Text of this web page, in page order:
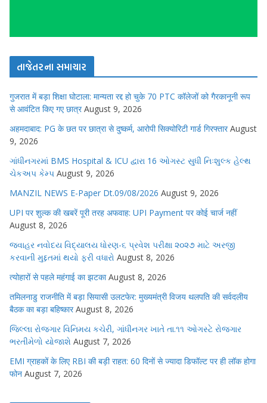
તાજેતરના સમાચાર
गुजरात में बड़ा शिक्षा घोटाला: मान्यता रद्द हो चुके 70 PTC कॉलेजों को गैरकानूनी रूप
से आवंटित किए गए छात्र August 9, 2026
अहमदाबाद: PG के छत पर छात्रा से दुष्कर्म, आरोपी सिक्योरिटी गार्ड गिरफ्तार August
9, 2026
ગાંધીનગરમાં BMS Hospital & ICU દ્વારા 16 ઓગસ્ટ સુધી નિઃશુલ્ક હેલ્થ
ચેકઅપ કેમ્પ August 9, 2026
MANZIL NEWS E-Paper Dt.09/08/2026 August 9, 2026
UPI पर शुल्क की खबरें पूरी तरह अफवाह: UPI Payment पर कोई चार्ज नहीं
August 8, 2026
જવાહર નવોદય વિદ્યાલય ધોરણ-૬ પ્રવેશ પરીક્ષા ૨૦૨૭ માટે અરજી
કરવાની મુદ્દતમાં થયો ફરી વધારો August 8, 2026
त्योहारों से पहले महंगाई का झटका August 8, 2026
तमिलनाडु राजनीति में बड़ा सियासी उलटफेर: मुख्यमंत्री विजय थलपति की सर्वदलीय
बैठक का बड़ा बहिष्कार August 8, 2026
જિલ્લા રોજગાર વિનિમય કચેરી, ગાંધીનગર ખાતે તા.૧૧ ઓગસ્ટે રોજગાર
ભરતીમેળો યોજાશે August 7, 2026
EMI ग्राहकों के लिए RBI की बड़ी राहत: 60 दिनों से ज्यादा डिफॉल्ट पर ही लॉक होगा
फोन August 7, 2026